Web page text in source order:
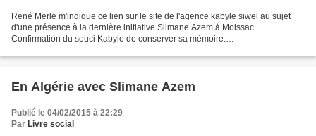
René Merle m'indique ce lien sur le site de l'agence kabyle siwel au sujet
d'une présence à la dernière initiative Slimane Azem à Moissac.
Confirmation du souci Kabyle de conserver sa mémoire.
En Algérie avec Slimane Azem
Publié le 04/02/2015 à 22:29
Par Livre social